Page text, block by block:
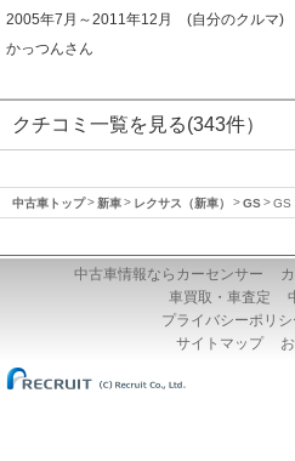
2005年7月～2011年12月 (自分のクルマ)
かっつんさん
クチコミ一覧を見る(343件）
中古車トップ 新車 レクサス（新車） GS GS
中古車情報ならカーセンサー
車買取・車査定
プライバシーポリシ
サイトマップ